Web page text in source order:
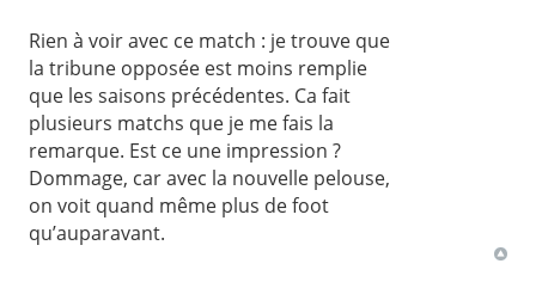
Rien à voir avec ce match : je trouve que
la tribune opposée est moins remplie
que les saisons précédentes. Ca fait
plusieurs matchs que je me fais la
remarque. Est ce une impression ?
Dommage, car avec la nouvelle pelouse,
on voit quand même plus de foot
qu’auparavant.